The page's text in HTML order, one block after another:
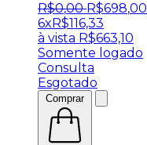
R$0,00 R$698,00
6x R$116,33
à vista R$663,10
Somente logado
Consulta
Esgotado
Comprar